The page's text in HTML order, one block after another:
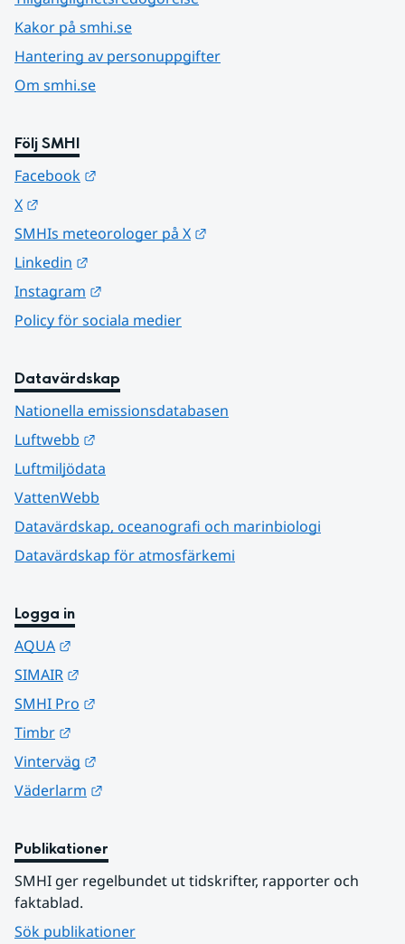
Kakor på smhi.se
Hantering av personuppgifter
Om smhi.se
Följ SMHI
Facebook
X
SMHIs meteorologer på X
Linkedin
Instagram
Policy för sociala medier
Datavärdskap
Nationella emissionsdatabasen
Luftwebb
Luftmiljödata
VattenWebb
Datavärdskap, oceanografi och marinbiologi
Datavärdskap för atmosfärkemi
Logga in
AQUA
SIMAIR
SMHI Pro
Timbr
Vinterväg
Väderlarm
Publikationer
SMHI ger regelbundet ut tidskrifter, rapporter och
faktablad.
Sök publikationer